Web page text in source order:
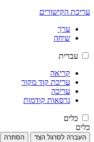
עריכת הקישורים
ערך
שיחה
עברית
קריאה
עריכת קוד מקור
עריכה
גרסאות קודמות
כלים
כלים
העברה לסרגל הצד הסתרה